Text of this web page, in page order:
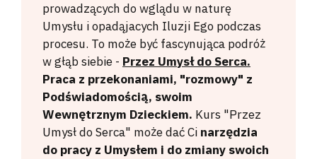
prowadzących do wglądu w naturę
Umysłu i opadąjacych Iluzji Ego podczas
procesu. To może być fascynująca podróż
w głąb siebie - Przez Umysł do Serca.
Praca z przekonaniami, "rozmowy" z
Podświadomością, swoim
Wewnętrznym Dzieckiem. Kurs "Przez
Umysł do Serca" może dać Ci narzędzia
do pracy z Umysłem i do zmiany swoich